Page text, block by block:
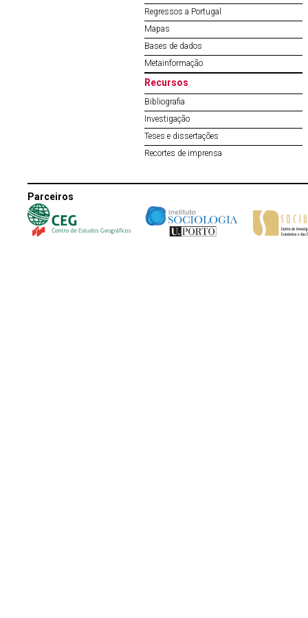
Regressos a Portugal
Mapas
Bases de dados
Metainformação
Recursos
Bibliografia
Investigação
Teses e dissertações
Recortes de imprensa
Parceiros